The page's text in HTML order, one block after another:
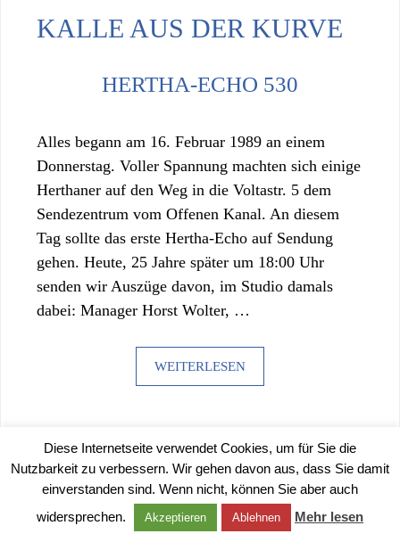
KALLE AUS DER KURVE
HERTHA-ECHO 530
Alles begann am 16. Februar 1989 an einem
Donnerstag. Voller Spannung machten sich einige
Herthaner auf den Weg in die Voltastr. 5 dem
Sendezentrum vom Offenen Kanal. An diesem
Tag sollte das erste Hertha-Echo auf Sendung
gehen. Heute, 25 Jahre später um 18:00 Uhr
senden wir Auszüge davon, im Studio damals
dabei: Manager Horst Wolter, …
WEITERLESEN
IMPRESSUM|DATENSCHUTZERKLÄRUNG
Diese Internetseite verwendet Cookies, um für Sie die
Nutzbarkeit zu verbessern. Wir gehen davon aus, dass Sie damit
einverstanden sind. Wenn nicht, können Sie aber auch
widersprechen.
Akzeptieren Ablehnen Mehr lesen